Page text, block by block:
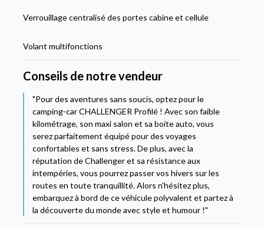
Verrouillage centralisé des portes cabine et cellule
Volant multifonctions
Conseils de notre vendeur
"Pour des aventures sans soucis, optez pour le
camping-car CHALLENGER Profilé ! Avec son faible
kilométrage, son maxi salon et sa boite auto, vous
serez parfaitement équipé pour des voyages
confortables et sans stress. De plus, avec la
réputation de Challenger et sa résistance aux
intempéries, vous pourrez passer vos hivers sur les
routes en toute tranquillité. Alors n'hésitez plus,
embarquez à bord de ce véhicule polyvalent et partez à
la découverte du monde avec style et humour !"